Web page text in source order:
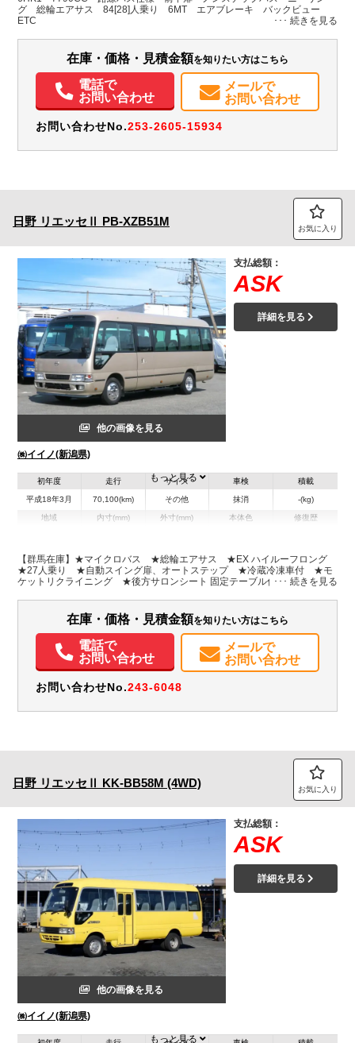
グ 総輪エアサス 84[28]人乗り 6MT エアブレーキ バックビュー
ETC
在庫・価格・見積金額を知りたい方はこちら
電話で
お問い合わせ
メールで
お問い合わせ
お問い合わせNo.253-2605-15934
日野 リエッセⅡ PB-XZB51M お気に入り
他の画像を見る
㈱イイノ(新潟県)
支払総額：
ASK
詳細を見る
初年度
平成18年3月
走行
70,100(km)
サイズ
その他
車検
抹消
積載
-(kg)
地域 内寸(mm) 外寸(mm)
H:2,620
本体色 修復歴
装備情報
パワステ
もっと見る
【群馬在庫】★マイクロバス ★総輪エアサス ★EX ハイルーフロング
★27人乗り ★自動スイング扉、オートステップ ★冷蔵冷凍車付 ★モ
ケットリクライニング ★後方サロンシート 固定テーブル付 ★メッシュ
在庫・価格・見積金額を知りたい方はこちら
電話で
お問い合わせ
メールで
お問い合わせ
お問い合わせNo.243-6048
日野 リエッセⅡ KK-BB58M (4WD) お気に入り
他の画像を見る
㈱イイノ(新潟県)
支払総額：
ASK
詳細を見る
もっと見る